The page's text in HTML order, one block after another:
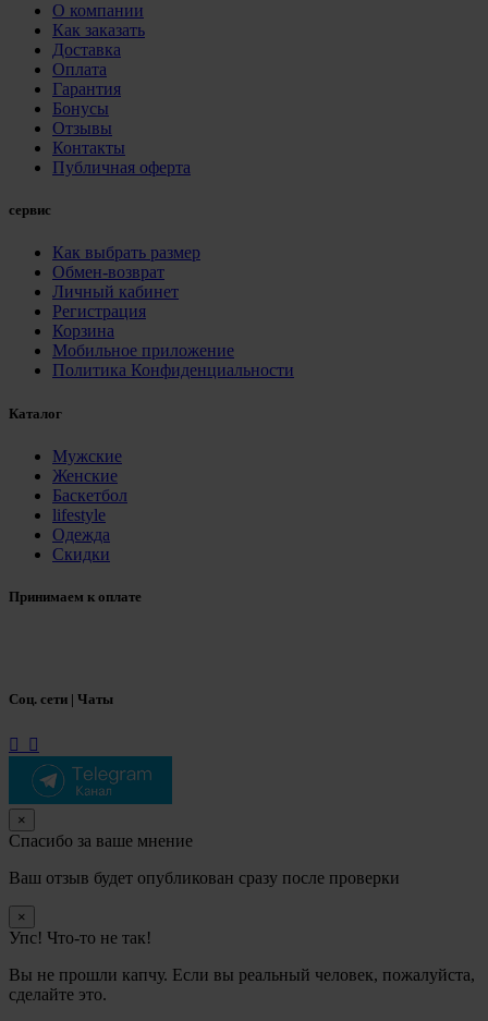
О компании
Как заказать
Доставка
Оплата
Гарантия
Бонусы
Отзывы
Контакты
Публичная оферта
сервис
Как выбрать размер
Обмен-возврат
Личный кабинет
Регистрация
Корзина
Мобильное приложение
Политика Конфиденциальности
Каталог
Мужские
Женские
Баскетбол
lifestyle
Одежда
Скидки
Принимаем к оплате
Соц. сети | Чаты
×
Спасибо за ваше мнение
Ваш отзыв будет опубликован сразу после проверки
×
Упс! Что-то не так!
Вы не прошли капчу. Если вы реальный человек, пожалуйста,
сделайте это.